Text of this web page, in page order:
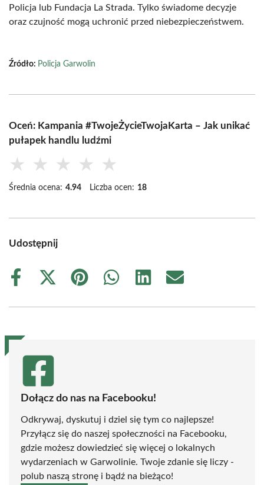
Policja lub Fundacja La Strada. Tylko świadome decyzje
oraz czujność mogą uchronić przed niebezpieczeństwem.
Źródło: Policja Garwolin
Oceń: Kampania #TwojeŻycieTwojaKarta – Jak unikać
pułapek handlu ludźmi
★ ★ ★ ★ ★
Średnia ocena: 4.94 Liczba ocen: 18
Udostępnij
Share
Share
(Twitter)
Share
Share
Share
Share
Dołącz do nas na Facebooku!
Odkrywaj, dyskutuj i dziel się tym co najlepsze!
Przyłącz się do naszej społeczności na Facebooku,
gdzie możesz dowiedzieć się więcej o lokalnych
wydarzeniach w Garwolinie. Twoje zdanie się liczy -
polub naszą stronę i bądź na bieżąco!